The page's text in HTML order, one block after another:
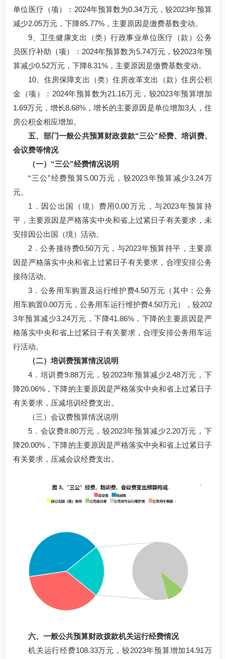
单位医疗（项）：2024年预算数为0.34万元，较2023年预算
减少2.05万元，下降85.77%，主要原因是缴费基数变动。
9、卫生健康支出（类）行政事业单位医疗（款）公务
员医疗补助（项）：2024年预算数为5.74万元，较2023年预
算减少0.52万元，下降8.31%，主要原因是缴费基数变动。
10、住房保障支出（类）住房改革支出（款）住房公积
金（项）：2024年预算数为21.16万元，较2023年预算增加
1.69万元，增长8.68%，增长的主要原因是单位增加3人，住
房公积金相应增加。
五、部门一般公共预算财政拨款“三公”经费、培训费、
会议费等情况
（一）“三公”经费情况说明
“三公”经费预算5.00万元，较2023年预算减少3.24万
元。
1．因公出国（境）费用0.00万元，与2023年预算持
平，主要原因是严格落实中央和省上过紧日子有关要求，未
安排因公出国（境）活动。
2．公务接待费0.50万元，与2023年预算持平，主要原
因是严格落实中央和省上过紧日子有关要求，合理安排公务
接待活动。
3．公务用车购置及运行维护费4.50万元（其中：公务
用车购置0.00万元，公务用车运行维护费4.50万元），较202
3年预算减少3.24万元，下降41.86%，下降的主要原因是严
格落实中央和省上过紧日子有关要求，合理安排公务用车运
行活动。
（二）培训费预算情况说明
4．培训费9.88万元，较2023年预算减少2.48万元，下
降20.06%，下降的主要原因是严格落实中央和省上过紧日子
有关要求，压减培训经费支出。
（三）会议费预算情况说明
5．会议费8.80万元，较2023年预算减少2.20万元，下
降20.00%，下降的主要原因是严格落实中央和省上过紧日子
有关要求，压减会议经费支出。
六、一般公共预算财政拨款机关运行经费情况
机关运行经费108.33万元，较2023年预算增加14.91万